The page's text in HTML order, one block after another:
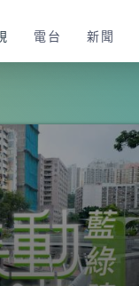
電台 新聞